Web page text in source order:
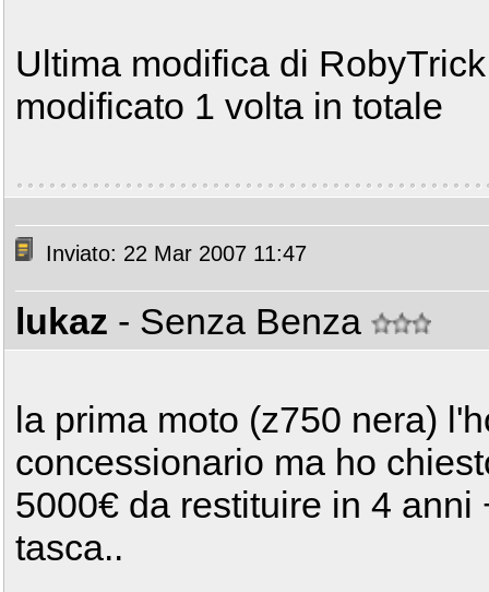
Ultima modifica di
modificato 1 volta in totale
Inviato: 22 Mar 2007 11:47
lukaz - Senza Benza
la prima moto (z750 nera)
concessionario ma ho
5000€ da restituire in 4
tasca..